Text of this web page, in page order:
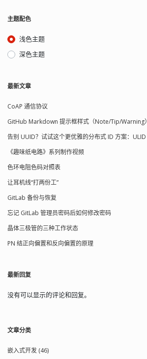
嵌入式系统应用和系统平台驱动接口，
DS-5 支持设备添加，包括多核调试和支
持，主要针对复杂的多核调试，片上系
统开发而推出...
gcc：是由 Linaro 公司基于 GCC 推出的
的 ARM 交叉编译工具。可用于交叉编译
boot、Linux kernel、filesystem 和
App 应用程序。 arm-none-elf-gcc：是
Codesourcery 公司（目前已经被
MCU（32位）芯片，如 ARM7、ARM9、
eabi-gcc：是 GNU 推出的的ARM交叉编
译工具。可用于交叉编译 ARM MCU（32
位）芯片，如 ARM7、ARM9、Cortex-
M/R 芯片程序。 收费版有 ARM 原厂提
为这些价格都比较昂贵，不适合学习用
户使用，所以不做讲...
主题配色
浅色主题
深色主题
最新文章
CoAP 通信协议
GitHub Markdown 提示框样式（Note/Tip/Warning
告别 UUID？试试这个更优雅的分布式 ID 方案：ULID
《趣味纸电路》系列制作视频
色环电阻色码对照表
让耳机线“打两份工”
GitLab 备份与恢复
忘记 GitLab 管理员密码后如何修改密码
晶体三极管的三种工作状态
PN 结正向偏置和反向偏置的原理
最新回复
没有可以显示的评论和回复。
文章分类
嵌入式开发 (46)